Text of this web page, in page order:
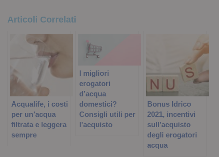
Articoli Correlati
Acqualife, i costi
per un’acqua
filtrata e leggera
sempre
I migliori
erogatori
d’acqua
domestici?
Consigli utili per
l’acquisto
Bonus Idrico
2021, incentivi
sull’acquisto
degli erogatori
acqua